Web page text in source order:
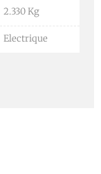
2.330 Kg
Electrique